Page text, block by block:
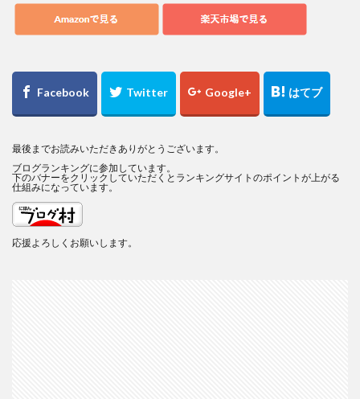
最後までお読みいただきありがとうございます。
ブログランキングに参加しています。
下のバナーをクリックしていただくとランキングサイトのポイントが上がる
仕組みになっています。
応援よろしくお願いします。